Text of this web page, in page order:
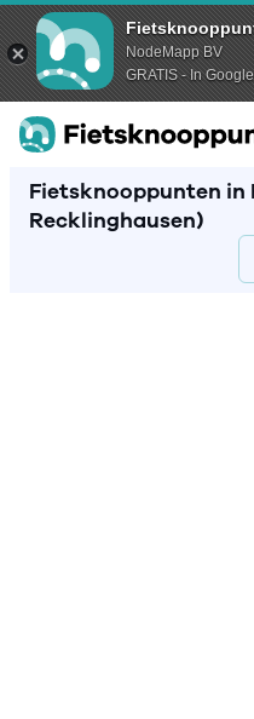
NodeMapp BV
GRATIS - In
Fietsknooppunten in
Recklinghausen)